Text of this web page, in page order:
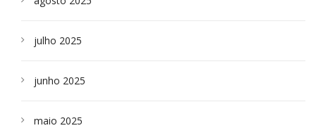
julho 2025
junho 2025
maio 2025